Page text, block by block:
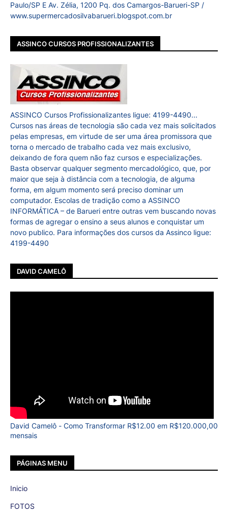
Paulo/SP E Av. Zélia, 1200 Pq. dos Camargos-Barueri-SP /
www.supermercadosilvabarueri.blogspot.com.br
ASSINCO CURSOS PROFISSIONALIZANTES
ASSINCO Cursos Profissionalizantes ligue: 4199-4490...
Cursos nas áreas de tecnologia são cada vez mais solicitados
pelas empresas, em virtude de ser uma área promissora que
torna o mercado de trabalho cada vez mais exclusivo,
deixando de fora quem não faz cursos e especializações.
Basta observar qualquer segmento mercadológico, que, por
maior que seja à distância com a tecnologia, de alguma
forma, em algum momento será preciso dominar um
computador. Escolas de tradição como a ASSINCO
INFORMÁTICA – de Barueri entre outras vem buscando novas
formas de agregar o ensino a seus alunos e conquistar um
novo publico. Para informações dos cursos da Assinco ligue:
4199-4490
DAVID CAMELÔ
David Camelô - Como Transformar R$12.00 em R$120.000,00
mensais
PÁGINAS MENU
Inicio
FOTOS